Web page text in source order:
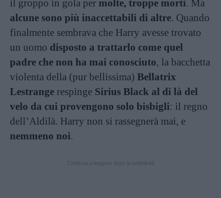
il groppo in gola per molte, troppe morti. Ma
alcune sono più inaccettabili di altre. Quando
finalmente sembrava che Harry avesse trovato
un uomo disposto a trattarlo come quel
padre che non ha mai conosciuto, la bacchetta
violenta della (pur bellissima) Bellatrix
Lestrange respinge Sirius Black al di là del
velo da cui provengono solo bisbigli: il regno
dell’Aldilà. Harry non si rassegnerà mai, e
nemmeno noi.